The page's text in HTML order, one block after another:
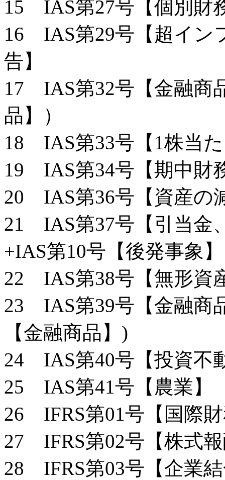
15 IAS第27号【個別財
16 IAS第29号【超イン
告】
17 IAS第32号【金融商
品】）
18 IAS第33号【1株当
19 IAS第34号【期中財
20 IAS第36号【資産の
21 IAS第37号【引当金
+IAS第10号【後発事象】
22 IAS第38号【無形資
23 IAS第39号【金融商
【金融商品】)
24 IAS第40号【投資不
25 IAS第41号【農業】
26 IFRS第01号【国際
27 IFRS第02号【株式
28 IFRS第03号【企業